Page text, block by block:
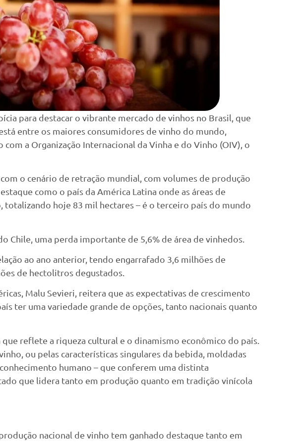
para destacar o vibrante mercado de vinhos no Brasil, que
entre os maiores consumidores de vinho do mundo,
a Organização Internacional da Vinha e do Vinho (OIV), o
o cenário de retração mundial, com volumes de produção
como o país da América Latina onde as áreas de
totalizando hoje 83 mil hectares – é o terceiro país do mundo
Chile, uma perda importante de 5,6% de área de vinhedos.
ao ano anterior, tendo engarrafado 3,6 milhões de
de hectolitros degustados.
Malu Sevieri, reitera que as expectativas de crescimento
ter uma variedade grande de opções, tanto nacionais quanto
reflete a riqueza cultural e o dinamismo econômico do país.
ou pelas características singulares da bebida, moldadas
humano – que conferem uma distinta
que lidera tanto em produção quanto em tradição vinícola
nacional de vinho tem ganhado destaque tanto em